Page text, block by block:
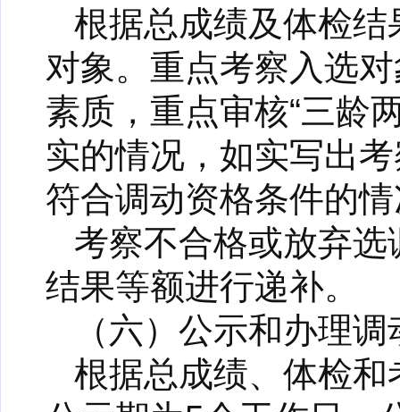
根据总成绩及体检
对象。重点考察入选
素质，重点审核“三龄
实的情况，如实写出
符合调动资格条件的
考察不合格或放弃
结果等额进行递补。
（六）公示和办理
根据总成绩、体检